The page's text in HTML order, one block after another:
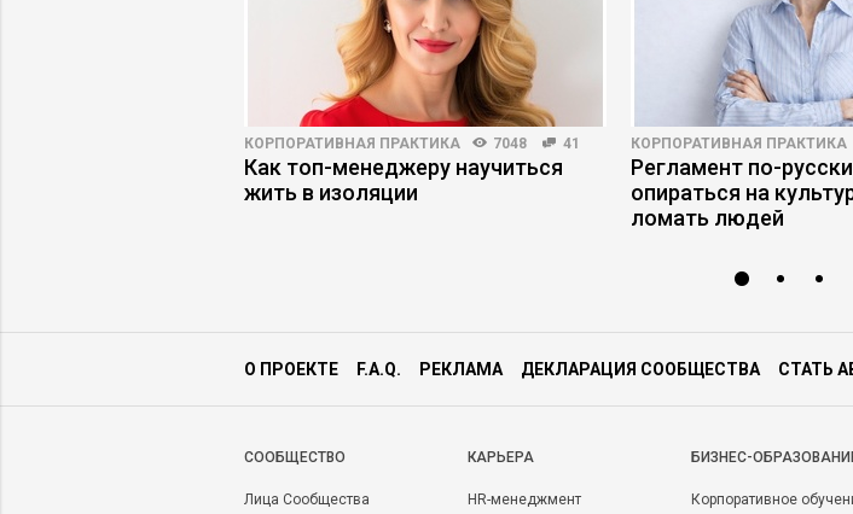
КОРПОРАТИВНАЯ ПРАКТИКА 7048 41
Как топ-менеджеру научиться
жить в изоляции
КОРПОРАТИВНАЯ ПРАКТИКА
Регламент по-
опираться на
ломать людей
О ПРОЕКТЕ F.A.Q. РЕКЛАМА ДЕКЛАРАЦИЯ СООБЩЕСТВА СТАТЬ
CООБЩЕСТВО
Лица Сообщества
КАРЬЕРА
HR-менеджмент
БИЗНЕС-
Корпоративное